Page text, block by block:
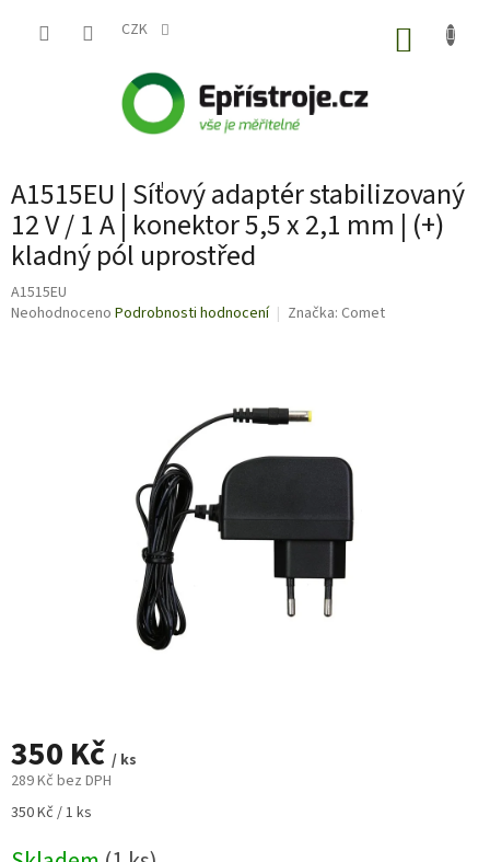
CZK
A1515EU | Síťový adaptér stabilizovaný
12 V / 1 A | konektor 5,5 x 2,1 mm | (+)
kladný pól uprostřed
A1515EU
Průměrné
Neohodnoceno Podrobnosti hodnocení Značka: Comet
350 Kč / ks
289 Kč bez DPH
Měrná
350 Kč / 1 ks